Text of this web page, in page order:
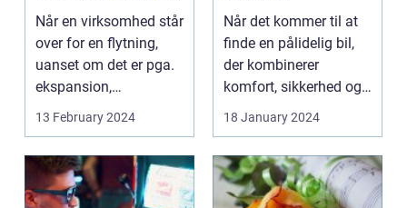
ngen problemfri
Når en virksomhed står
over for en flytning,
uanset om det er pga.
ekspansion,
nedskæring, eller blo...
13 February 2024
prisbevidste
Når det kommer til at
finde en pålidelig bil,
der kombinerer
komfort, sikkerhed og
en følelse af luk...
18 January 2024